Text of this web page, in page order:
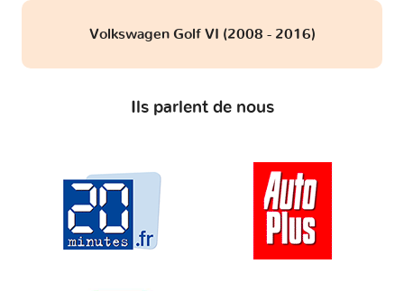
Volkswagen Golf VI (2008 - 2016)
Ils parlent de nous